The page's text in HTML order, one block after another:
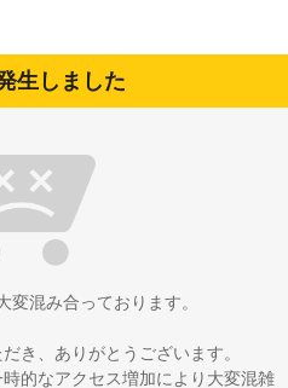
生しました
混み合っております。
き、ありがとうございます。
的なアクセス増加により大変混雑